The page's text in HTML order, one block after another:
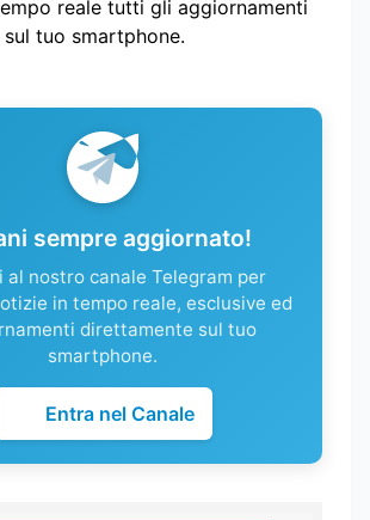
reale tutti gli aggiornamenti
tuo smartphone.
sempre aggiornato!
al nostro canale Telegram per
in tempo reale, esclusive ed
direttamente sul tuo
smartphone.
Entra nel Canale